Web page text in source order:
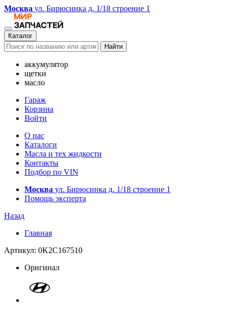
Москва ул. Бирюсинка д. 1/18 строение 1
Каталог
Найти
аккумулятор
щетки
масло
Гараж
Корзина
Войти
О нас
Каталоги
Масла и тех жидкости
Контакты
Подбор по VIN
Москва ул. Бирюсинка д. 1/18 строение 1
Помощь эксперта
Назад
Главная
Артикул: 0K2C167510
Оригинал